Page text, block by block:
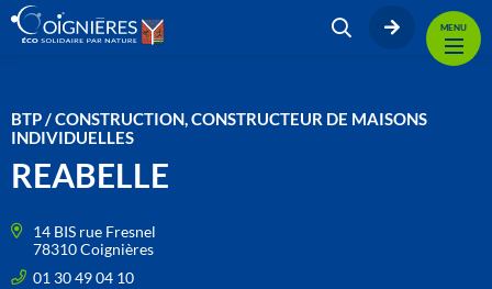
MENU
BTP / CONSTRUCTION, CONSTRUCTEUR DE MAISONS
INDIVIDUELLES
REABELLE
14 BIS rue Fresnel
78310 Coignières
01 30 49 04 10